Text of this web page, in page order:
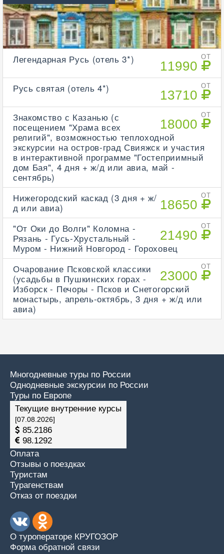
ОТ
11990
Легендарная Русь (отель 3*)
ОТ
13710
Русь святая (отель 4*)
ОТ
18000
Знакомство с Казанью (с
посещением "Храма всех
религий", возможностью теплоходной
экскурсии на остров-град Свияжск и участия
в интерактивной программе "Гостеприимный
дом Бая", 4 дня + ж/д или авиа, май -
сентябрь)
ОТ
18650
Нижегородский каскад (3 дня + ж/
д или авиа)
ОТ
21490
"От Оки до Волги" Коломна -
Рязань - Гусь-Хрустальный -
Муром - Нижний Новгород - Гороховец
ОТ
23000
Очарование Псковской классики
(усадьбы в Пушкинских горах -
Изборск - Печоры - Псков и Снетогорский
монастырь, апрель-октябрь, 3 дня + ж/д или
авиа)
Многодневные туры по России
Однодневные экскурсии по России
Туры по Европе
Текущие внутренние курсы
[07.08.2026]
85.2186
98.1292
Оплата
Отзывы о поездках
Туристам
Турагенствам
Отказ от поездки
О туроператоре КРУГОЗОР
Форма обратной связи